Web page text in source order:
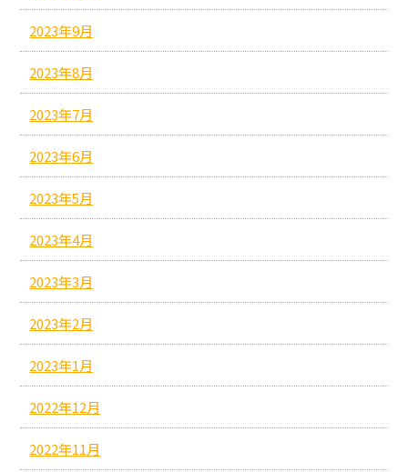
2023年9月
2023年8月
2023年7月
2023年6月
2023年5月
2023年4月
2023年3月
2023年2月
2023年1月
2022年12月
2022年11月